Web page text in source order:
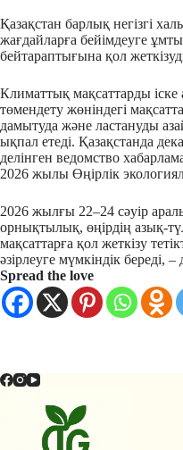
Қазақстан барлық негізгі
жағдайларға бейімдеуге
бейтараптығына қол
Климаттық мақсаттарды
төмендету жөніндегі
дамытуда және ластануды
ықпал етеді. Қазақстанда
делінген ведомство
2026 жылы Өңірлік
2026 жылғы 22–24 сәуір
орнықтылық, өңірдің азық-
мақсаттарға қол жеткізу
әзірлеуге мүмкіндік береді,
Spread the love